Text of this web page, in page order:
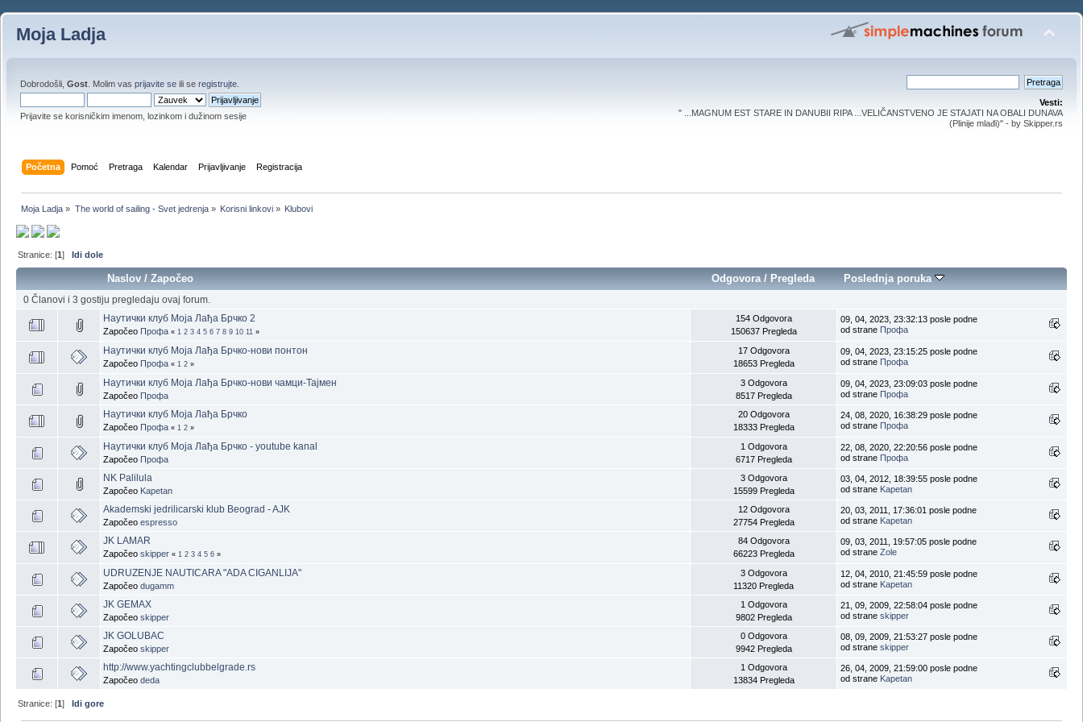
Moja Ladja
Dobrodošli, Gost . Molim vas prijavite se ili se registrujte
Prijavite se korisničkim imenom, lozinkom i dužinom sesije
Vesti:
" ...MAGNUM EST STARE IN DANUBII RIPA ...VELIČANSTVENO JE STAJATI NA OBALI DUNAVA
(Plinije mlađi)" - by Skipper.rs
Početna Pomoć Pretraga Kalendar Prijavljivanje Registracija
Moja Ladja » The world of sailing - Svet jedrenja» Korisni linkovi» Klubovi
Stranice: [1]Idi dole
Naslov /Započeo Odgovora/ Pregleda Poslednja poruka
0 Članovi i 3 gostiju pregledaju ovaj forum.
Наутички клуб Моја Лађа Брчко 2
Započeo Профа « 1 2 3 4 5 6 7 8 9 10 11 »
154 Odgovora
150637 Pregleda
09, 04, 2023, 23:32:13 posle podne
od strane Профа
Наутички клуб Моја Лађа Брчко-нови понтон
Započeo Профа « 1 2 »
17 Odgovora
18653 Pregleda
09, 04, 2023, 23:15:25 posle podne
od strane Профа
Наутички клуб Моја Лађа Брчко-нови чамци-Тајмен
Započeo Профа
3 Odgovora
8517 Pregleda
09, 04, 2023, 23:09:03 posle podne
od strane Профа
Наутички клуб Моја Лађа Брчко
Započeo Профа « 1 2 »
20 Odgovora
18333 Pregleda
24, 08, 2020, 16:38:29 posle podne
od strane Профа
Наутички клуб Моја Лађа Брчко - youtube kanal
Započeo Профа
1 Odgovora
6717 Pregleda
22, 08, 2020, 22:20:56 posle podne
od strane Профа
NK Palilula
Započeo Kapetan
3 Odgovora
15599 Pregleda
03, 04, 2012, 18:39:55 posle podne
od strane Kapetan
Akademski jedrilicarski klub Beograd - AJK
Započeo espresso
12 Odgovora
27754 Pregleda
20, 03, 2011, 17:36:01 posle podne
od strane Kapetan
JK LAMAR
Započeo skipper « 1 2 3 4 5 6 »
84 Odgovora
66223 Pregleda
09, 03, 2011, 19:57:05 posle podne
od strane Zole
UDRUZENJE NAUTICARA "ADA CIGANLIJA"
Započeo dugamm
3 Odgovora
11320 Pregleda
12, 04, 2010, 21:45:59 posle podne
od strane Kapetan
JK GEMAX
Započeo skipper
1 Odgovora
9802 Pregleda
21, 09, 2009, 22:58:04 posle podne
od strane skipper
JK GOLUBAC
Započeo skipper
0 Odgovora
9942 Pregleda
08, 09, 2009, 21:53:27 posle podne
od strane skipper
http://www.yachtingclubbelgrade.rs
Započeo deda
1 Odgovora
13834 Pregleda
26, 04, 2009, 21:59:00 posle podne
od strane Kapetan
Stranice: [1]Idi gore